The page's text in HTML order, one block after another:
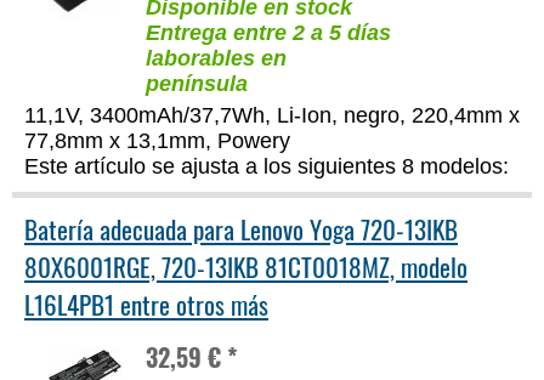
Disponible en stock
Entrega entre 2 a 5 días
laborables en
península
11,1V, 3400mAh/37,7Wh, Li-Ion, negro, 220,4mm x
77,8mm x 13,1mm, Powery
Este artículo se ajusta a los siguientes 8 modelos:
Batería adecuada para Lenovo Yoga 720-13IKB
80X6001RGE, 720-13IKB 81CT0018MZ, modelo
L16L4PB1 entre otros más
32,59 € *